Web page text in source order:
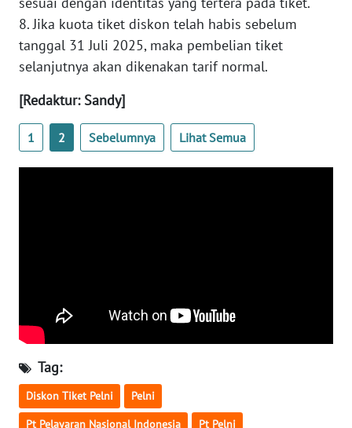
8. Jika kuota tiket diskon telah habis sebelum
tanggal 31 Juli 2025, maka pembelian tiket
selanjutnya akan dikenakan tarif normal.
[Redaktur: Sandy]
1 2 Sebelumnya Lihat Semua
Tag:
Diskon Tiket Pelni Pelni
Pt Pelayaran Nasional Indonesia Pt Pelni
PAPUA
WN
PAPUA
BARAT
WN
WN
SULTRA
WN
NTB